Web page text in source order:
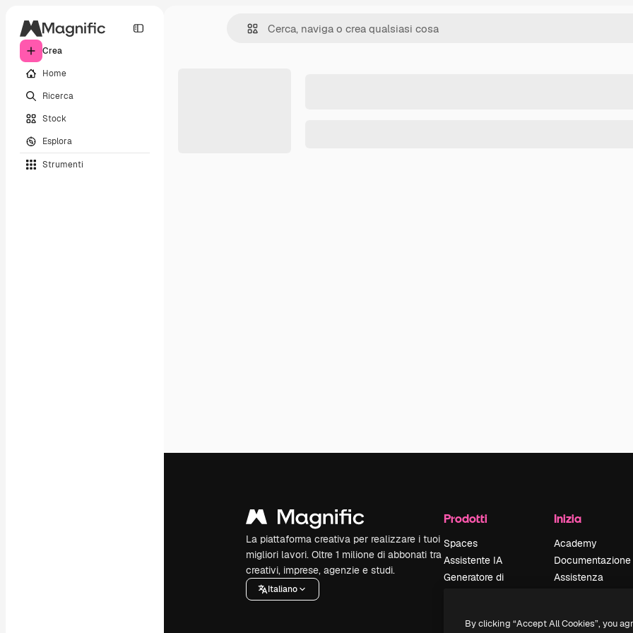
Crea
Home
Ricerca
Stock
Esplora
Strumenti
La piattaforma creativa per realizzare i tuoi
migliori lavori. Oltre 1 milione di abbonati tra
creativi, imprese, agenzie e studi.
Italiano
Prodotti
Spaces
Assistente IA
Generatore di
Inizia
Academy
Documentazione
Assistenza
Politica sulla
By clicking “Accept All Cookies”, you